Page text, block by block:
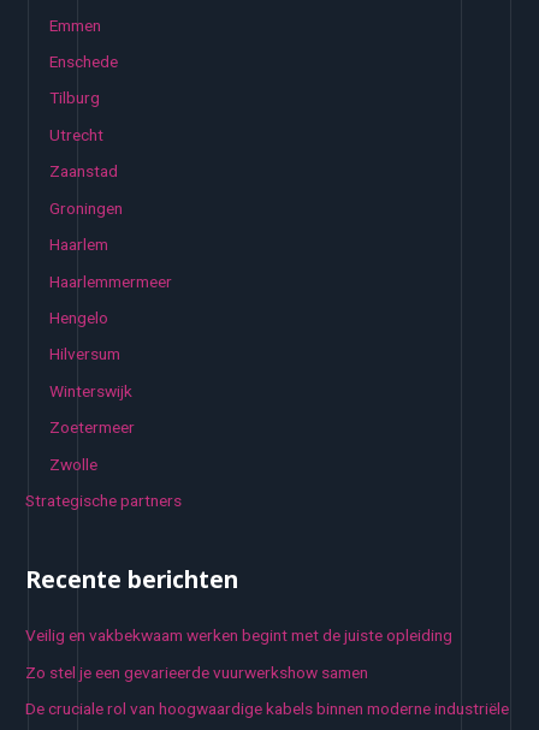
Emmen
Enschede
Tilburg
Utrecht
Zaanstad
Groningen
Haarlem
Haarlemmermeer
Hengelo
Hilversum
Winterswijk
Zoetermeer
Zwolle
Strategische partners
Recente berichten
Veilig en vakbekwaam werken begint met de juiste opleiding
Zo stel je een gevarieerde vuurwerkshow samen
De cruciale rol van hoogwaardige kabels binnen moderne industriële